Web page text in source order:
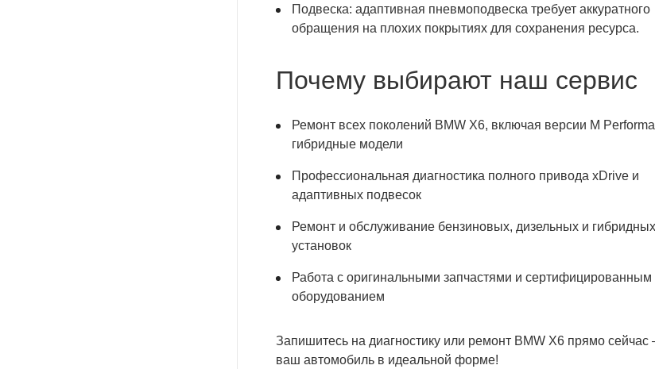
Подвеска: адаптивная пневмоподвеска требует аккуратного
обращения на плохих покрытиях для сохранения ресурса.
Почему выбирают наш сервис
Ремонт всех поколений BMW X6, включая версии M
гибридные модели
Профессиональная диагностика полного привода xDrive и
адаптивных подвесок
Ремонт и обслуживание бензиновых, дизельных и
установок
Работа с оригинальными запчастями и сертифицированным
оборудованием
Запишитесь на диагностику или ремонт BMW X6 прямо
ваш автомобиль в идеальной форме!